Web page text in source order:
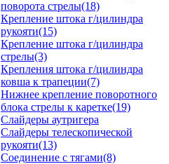
поворота стрелы(18)
Крепление штока г/цилиндра
рукояти(15)
Крепление штока г/цилиндра
стрелы(3)
Крепления штока г/цилиндра
ковша к трапеции(7)
Нижнее крепление поворотного
блока стрелы к каретке(19)
Слайдеры аутригера
Слайдеры телескопической
рукояти(13)
Соединение с тягами(8)